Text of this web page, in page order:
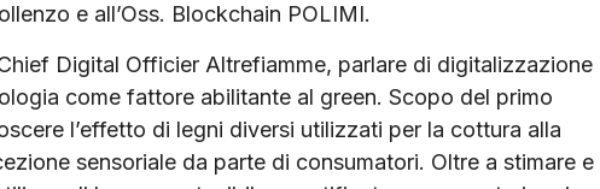
e all’Oss. Blockchain POLIMI.
Digital Officier Altrefiamme, parlare di digitalizzazione
come fattore abilitante al green. Scopo del primo
l’effetto di legni diversi utilizzati per la cottura alla
sensoriale da parte di consumatori. Oltre a stimare e